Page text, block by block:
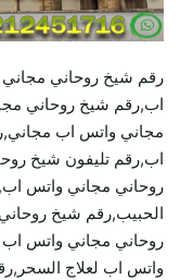
رقم شيخ روحاني
اب,رقم شيخ روحاني
مجاني واتس اب
اب,رقم تليفون شيخ
روحاني مجاني واتس
الحبيب,رقم شيخ
روحاني مجاني واتس اب
واتس اب لعلاج